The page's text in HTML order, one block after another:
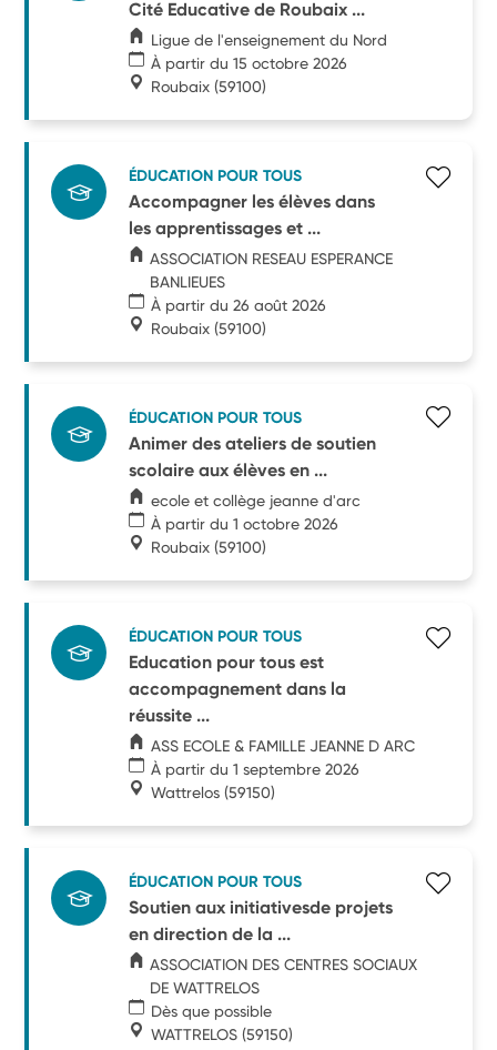
Cité Educative de Roubaix ...
Ligue de l'enseignement du Nord
À partir du 15 octobre 2026
Roubaix (59100)
ÉDUCATION POUR TOUS
Accompagner les élèves dans
les apprentissages et ...
ASSOCIATION RESEAU ESPERANCE
BANLIEUES
À partir du 26 août 2026
Roubaix (59100)
ÉDUCATION POUR TOUS
Animer des ateliers de soutien
scolaire aux élèves en ...
ecole et collège jeanne d'arc
À partir du 1 octobre 2026
Roubaix (59100)
ÉDUCATION POUR TOUS
Education pour tous est
accompagnement dans la
réussite ...
ASS ECOLE & FAMILLE JEANNE D ARC
À partir du 1 septembre 2026
Wattrelos (59150)
ÉDUCATION POUR TOUS
Soutien aux initiativesde projets
en direction de la ...
ASSOCIATION DES CENTRES SOCIAUX
DE WATTRELOS
Dès que possible
WATTRELOS (59150)